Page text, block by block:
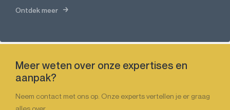
Ontdek meer
Meer weten over onze expertises en
aanpak?
Neem contact met ons op. Onze experts vertellen je er graag